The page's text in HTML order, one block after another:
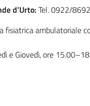
d’Urto: Tel. 0922/
fisiatrica ambulatoriale
e Giovedì, ore